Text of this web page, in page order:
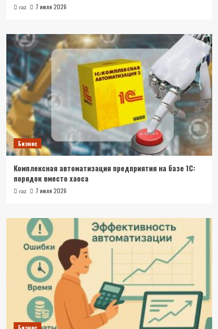
raz 7 июля 2026
Бизнес
Комплексная автоматизация предприятия на базе 1С:
порядок вместо хаоса
raz 7 июля 2026
Бизнес